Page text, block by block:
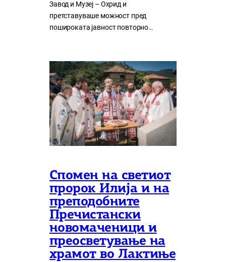
Завод и Музеј – Охрид и
претставуваше можност пред
пошироката јавност повторно…
Спомен на светиот
пророк Илија и на
преподобните
Пречистански
новомаченици и
преосветување на
храмот во Лактиње